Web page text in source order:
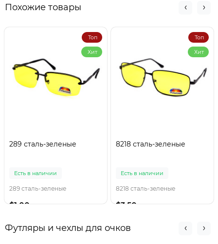
Похожие товары
Топ
Хит
289 сталь-зеленые
Есть в наличии
289 сталь-зеленые
$1.00
Топ
Хит
8218 сталь-зеленые
Есть в наличии
8218 сталь-зеленые
$3.50
Футляры и чехлы для очков